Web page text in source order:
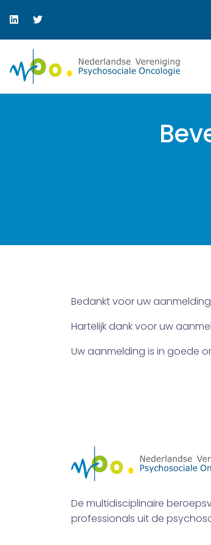
Bedankt voor uw aanmelding
Hartelijk dank voor uw
Uw aanmelding is in goede
De multidisciplinaire
professionals uit de